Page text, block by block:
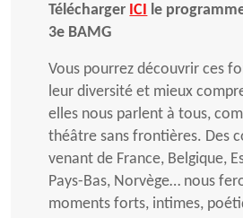
Télécharger ICI
le
3e BAMG
Vous pourrez découvrir ces
leur diversité et mieux
elles nous parlent à tous,
théâtre sans frontières. Des
venant de France, Belgique,
Pays-Bas, Norvège… nous
moments forts, intimes,